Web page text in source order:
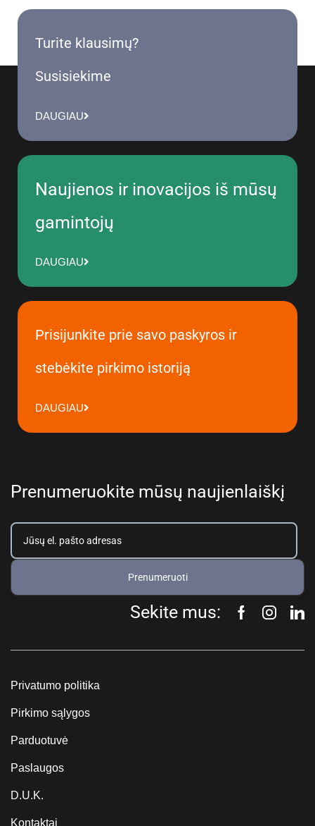
Turite klausimų?
Susisiekime
DAUGIAU
Naujienos ir inovacijos iš mūsų
gamintojų
DAUGIAU
Prisijunkite prie savo paskyros ir
stebėkite pirkimo istoriją
DAUGIAU
Prenumeruokite mūsų naujienlaiškį
Prenumeruoti
Sekite mus:
Privatumo politika
Pirkimo sąlygos
Parduotuvė
Paslaugos
D.U.K.
Kontaktai